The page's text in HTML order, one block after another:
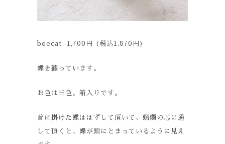
beecat 1,700円 (税込1,870円)
蝶を纏っています。
お色は三色。箱入りです。
首に掛けた蝶ははずして頂いて、蝋燭の芯に通
して頂くと、蝶が頭にとまっているように見え